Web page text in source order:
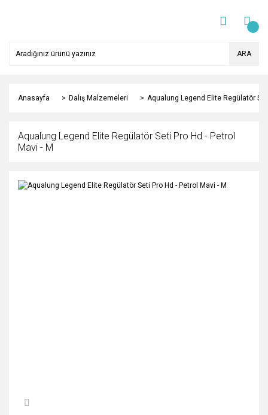
ARA
Anasayfa Dalış Malzemeleri Aqualung Legend Elite Regülatör
Aqualung Legend Elite Regülatör Seti Pro Hd - Petrol
Mavi - M